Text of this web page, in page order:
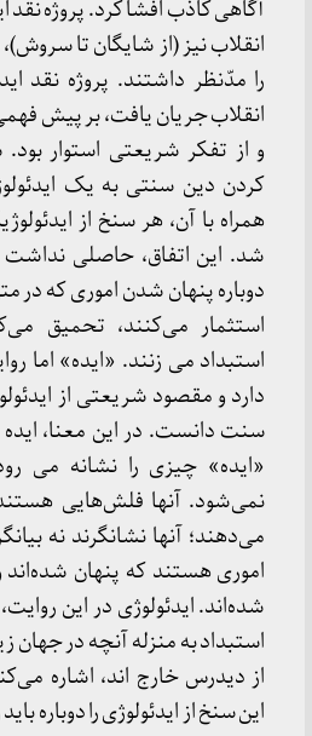
آگاهی کاذب افشا کرد. پروژه نقد
انقلاب نیز (از شایگان تا
را مدّنظر داشتند. پروژه نقد
انقلاب جریان یافت، بر پیش
و از تفکر شریعتی استوار
کردن دین سنتی به یک
همراه با آن، هر سنخ از
شد. این اتفاق، حاصلی
دوباره پنهان شدن اموری که در
استثمار می‌کنند، تحمیق
استبداد می زنند. «ایده» اما
دارد و مقصود شریعتی از
سنت دانست. در این معنا،
«ایده» چیزی را نشانه می
نمی‌شود. آنها فلش‌هایی
می‌دهند؛ آنها نشانگرند نه
اموری هستند که پنهان شده‌اند
شده‌اند. ایدئولوژی در این
استبداد به منزله آنچه در
از دیدرس خارج اند، اشاره
این سنخ از ایدئولوژی را دوباره